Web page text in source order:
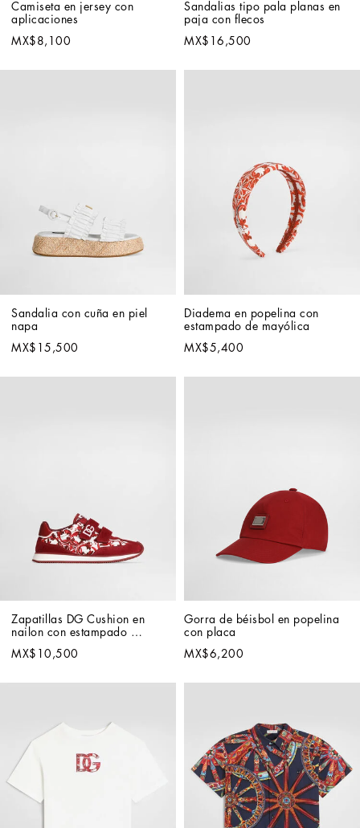
Camiseta en jersey con
aplicaciones
MX$8,100
Sandalias tipo pala planas en
paja con flecos
MX$16,500
Sandalia con cuña en piel
napa
MX$15,500
Diadema en popelina con
estampado de mayólica
MX$5,400
Zapatillas DG Cushion en
nailon con estampado
MX$10,500
Gorra de béisbol en popelina
con placa
MX$6,200